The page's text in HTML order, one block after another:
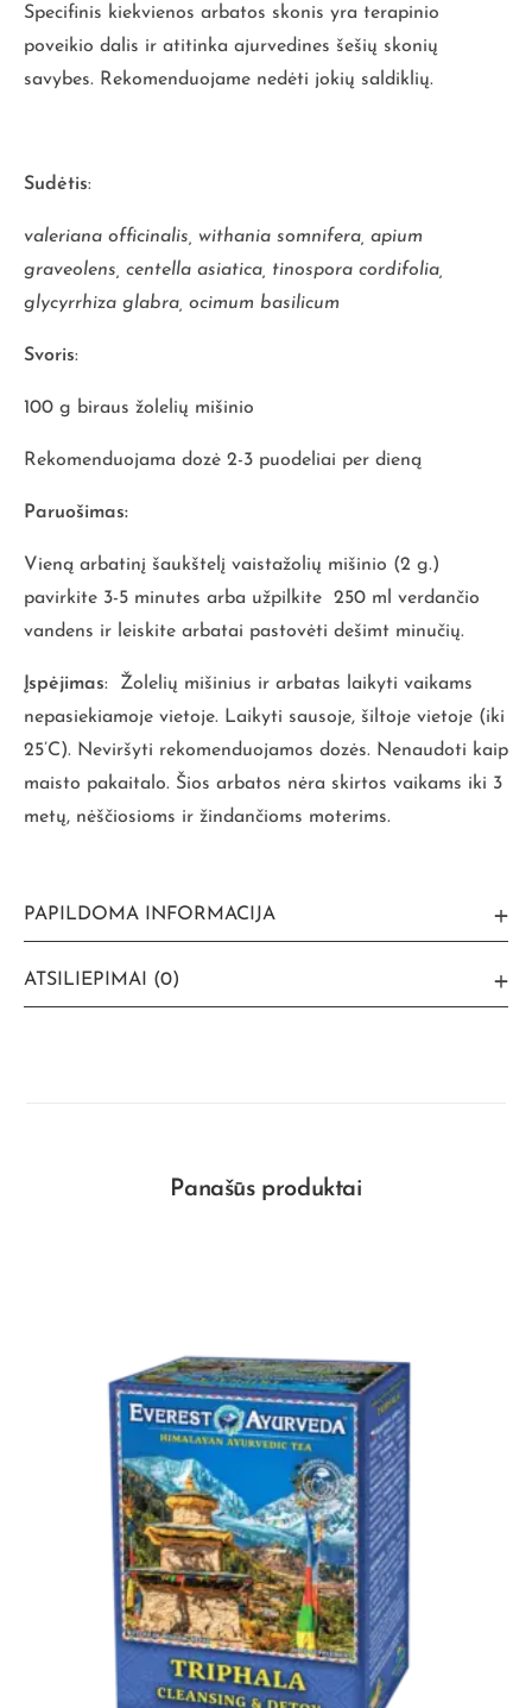
Specifinis kiekvienos arbatos skonis yra terapinio
poveikio dalis ir atitinka ajurvedines šešių skonių
savybes. Rekomenduojame nedėti jokių saldiklių.
Sudėtis:
valeriana officinalis, withania somnifera, apium
graveolens, centella asiatica, tinospora cordifolia,
glycyrrhiza glabra, ocimum basilicum
Svoris:
100 g biraus žolelių mišinio
Rekomenduojama dozė 2-3 puodeliai per dieną
Paruošimas:
Vieną arbatinį šaukštelį vaistažolių mišinio (2 g.)
pavirkite 3-5 minutes arba užpilkite 250 ml verdančio
vandens ir leiskite arbatai pastovėti dešimt minučių.
Įspėjimas: Žolelių mišinius ir arbatas laikyti vaikams
nepasiekiamoje vietoje. Laikyti sausoje, šiltoje vietoje (iki
25’C). Neviršyti rekomenduojamos dozės. Nenaudoti kaip
maisto pakaitalo. Šios arbatos nėra skirtos vaikams iki 3
metų, nėščiosioms ir žindančioms moterims.
PAPILDOMA INFORMACIJA
ATSILIEPIMAI (0)
Panašūs produktai